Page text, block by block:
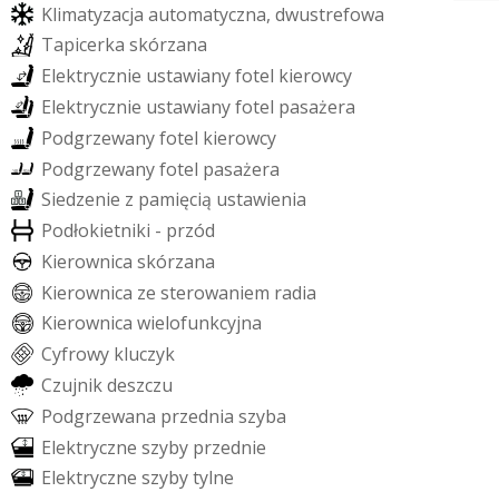
Klimatyzacja automatyczna, dwustrefowa
Tapicerka skórzana
Elektrycznie ustawianyfotel kierowcy
Elektrycznie ustawianyfotel pasażera
Podgrzewanyfotel kierowcy
Podgrzewanyfotel pasażera
Siedzenie z pamięcią ustawienia
Podłokietniki - przód
Kierownica skórzana
Kierownica ze sterowaniem radia
Kierownica wielofunkcyjna
Cyfrowy kluczyk
Czujnikdeszczu
Podgrzewana przednia szyba
Elektryczne szyby przednie
Elektryczne szybytylne